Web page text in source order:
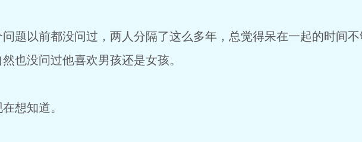
以前都没问过，两人分隔了这么多年，总觉得呆在一起的时间不
也没问过他喜欢男孩还是女孩。
知道。